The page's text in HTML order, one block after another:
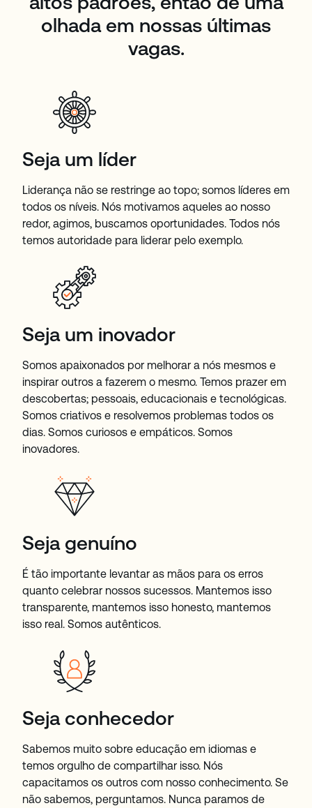
olhada em nossas últimas
vagas.
Seja um líder
Liderança não se restringe ao topo; somos líderes em
todos os níveis. Nós motivamos aqueles ao nosso
redor, agimos, buscamos oportunidades. Todos nós
temos autoridade para liderar pelo exemplo.
Seja um inovador
Somos apaixonados por melhorar a nós mesmos e
inspirar outros a fazerem o mesmo. Temos prazer em
descobertas; pessoais, educacionais e tecnológicas.
Somos criativos e resolvemos problemas todos os
dias. Somos curiosos e empáticos. Somos
inovadores.
Seja genuíno
É tão importante levantar as mãos para os erros
quanto celebrar nossos sucessos. Mantemos isso
transparente, mantemos isso honesto, mantemos
isso real. Somos autênticos.
Seja conhecedor
Sabemos muito sobre educação em idiomas e
temos orgulho de compartilhar isso. Nós
capacitamos os outros com nosso conhecimento. Se
não sabemos, perguntamos. Nunca paramos de